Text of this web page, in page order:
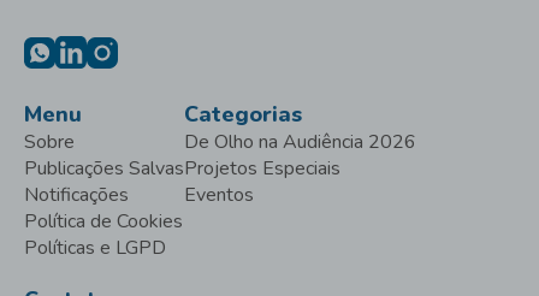
Menu
Sobre
Publicações Salvas
Notificações
Política de Cookies
Políticas e LGPD
Categorias
De Olho na Audiência 2026
Projetos Especiais
Eventos